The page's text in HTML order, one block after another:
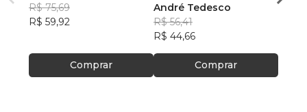
Leopoldino Rodrigues
R$ 75,69
R$ 59,92
Comprar
Autocontrole,
Autoestima,
Autoconfiança e
Autoperformance
André Tedesco
R$ 56,41
R$ 44,66
Comprar
R$